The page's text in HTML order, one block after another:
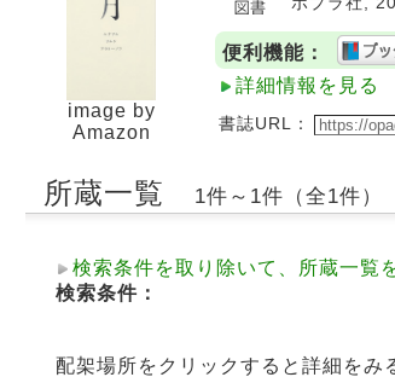
image by
Amazon
便利機能：
詳細情報を見る
書誌URL：
所蔵一覧 1件～1件（全1件）
検索条件を取り除いて、所蔵一覧
検索条件：
配架場所をクリックすると詳細をみ